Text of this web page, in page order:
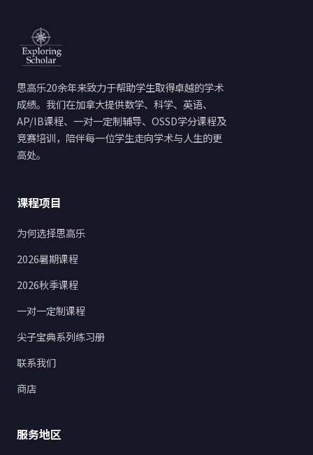
思高乐20余年来致力于帮助学生取得卓越的学术
成绩。我们在加拿大提供数学、科学、英语、
AP/IB课程、一对一定制辅导、OSSD学分课程及
竞赛培训，陪伴每一位学生走向学术与人生的更
高处。
课程项目
为何选择思高乐
2026暑期课程
2026秋季课程
一对一定制课程
尖子宝典系列练习册
联系我们
商店
服务地区